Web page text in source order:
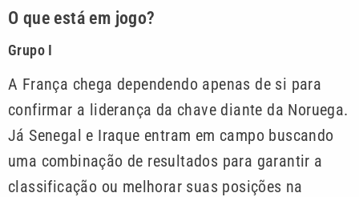
O que está em jogo?
Grupo I
A França chega dependendo apenas de si para
confirmar a liderança da chave diante da Noruega.
Já Senegal e Iraque entram em campo buscando
uma combinação de resultados para garantir a
classificação ou melhorar suas posições na